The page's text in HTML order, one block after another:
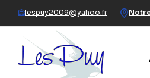
lespuy2009@yahoo.fr